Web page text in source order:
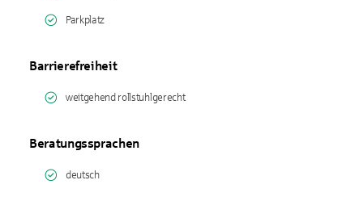
Parkplatz
Barrierefreiheit
weitgehend rollstuhlgerecht
Beratungssprachen
deutsch